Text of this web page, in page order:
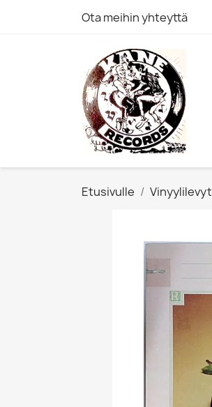
Ota meihin yhteyttä
Etusivulle Vinyylilevyt